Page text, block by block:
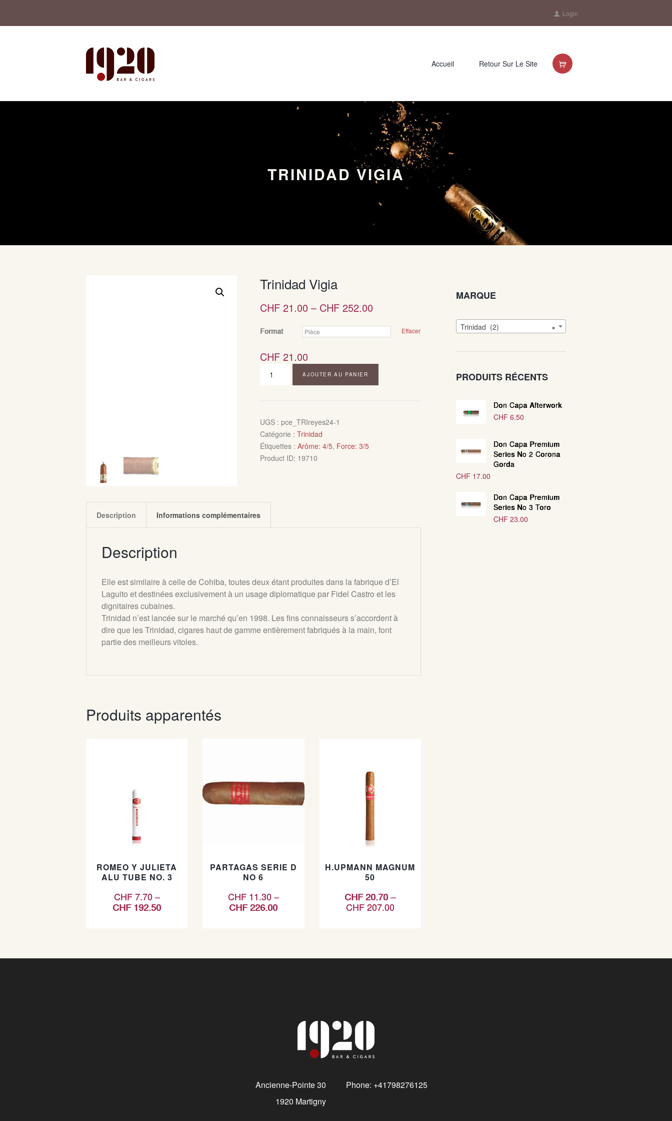
Login
Accueil Retour Sur Le Site
TRINIDAD VIGIA
Trinidad Vigia
CHF 21.00 – CHF 252.00
Format Effacer
CHF 21.00
AJOUTER AU PANIER
UGS :pce_TRIreyes24-1
Catégorie :Trinidad
Étiquettes :Arôme: 4/5, Force: 3/5
Product ID: 19710
Description Informations complémentaires
Description
Elle est similaire à celle de Cohiba, toutes deux étant produites dans la fabrique d’El
Laguito et destinées exclusivement à un usage diplomatique par Fidel Castro et les
dignitaires cubaines.
Trinidad n’est lancée sur le marché qu’en 1998. Les fins connaisseurs s’accordent à
dire que les Trinidad, cigares haut de gamme entièrement fabriqués à la main, font
partie des meilleurs vitoles.
Produits apparentés
ROMEO Y JULIETA
ALU TUBE NO. 3
CHF7.70–
CHF192.50
PARTAGAS SERIE D
NO 6
CHF11.30–
CHF226.00
H.UPMANN MAGNUM
50
CHF20.70–
CHF207.00
MARQUE
×
Trinidad (2)
PRODUITS RÉCENTS
Don Capa Afterwork
CHF 6.50
Don Capa Premium
Series No 2 Corona
Gorda
CHF 17.00
Don Capa Premium
Series No 3 Toro
CHF 23.00
Phone: +41798276125
Ancienne-Pointe 30
1920 Martigny